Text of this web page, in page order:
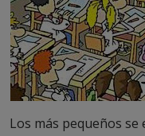
Los más pequeños